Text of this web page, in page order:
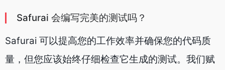
Safurai 会编写完美的测试吗？
Safurai 可以提高您的工作效率并确保您的代码质
量，但您应该始终仔细检查它生成的测试。我们赋